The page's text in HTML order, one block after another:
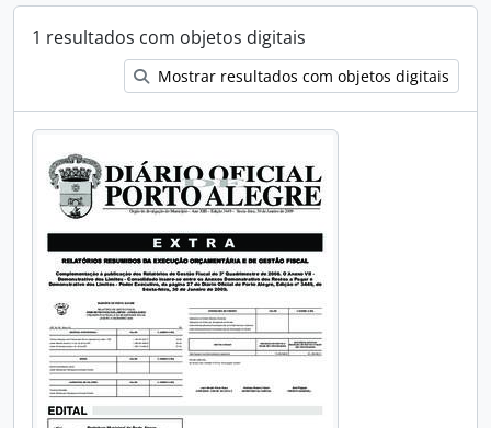
1 resultados com objetos digitais
Mostrar resultados com objetos digitais